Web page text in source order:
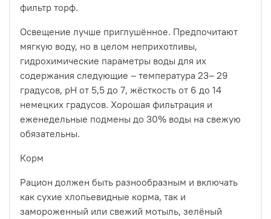
фильтр торф.
Освещение лучше приглушённое. Предпочитают
мягкую воду, но в целом неприхотливы,
гидрохимические параметры воды для их
содержания следующие – температура 23– 29
градусов, рН от 5,5 до 7, жёсткость от 6 до 14
немецких градусов. Хорошая фильтрация и
еженедельные подмены до 30% воды на свежую
обязательны.
Корм
Рацион должен быть разнообразным и включать
как сухие хлопьевидные корма, так и
замороженный или свежий мотыль, зелёный